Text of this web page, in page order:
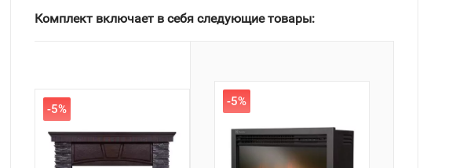
Комплект включает в себя следующие товары:
-5%
-5%